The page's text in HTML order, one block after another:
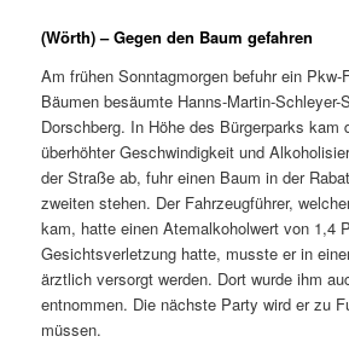
(Wörth) – Gegen den Baum gefahren
Am frühen Sonntagmorgen befuhr ein Pkw-
Bäumen besäumte Hanns-Martin-
Dorschberg. In Höhe des Bürgerparks kam
überhöhter Geschwindigkeit und
der Straße ab, fuhr einen Baum in der
zweiten stehen. Der Fahrzeugführer,
kam, hatte einen Atemalkoholwert von 1,4
Gesichtsverletzung hatte, musste er in
ärztlich versorgt werden. Dort wurde ihm
entnommen. Die nächste Party wird er zu
müssen.